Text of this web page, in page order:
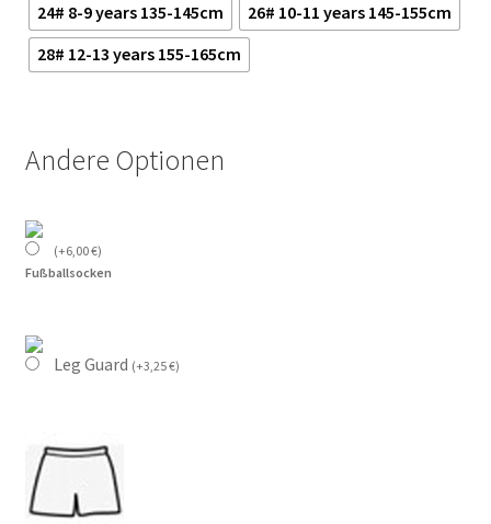
24# 8-9 years 135-145cm
26# 10-11 years 145-155cm
28# 12-13 years 155-165cm
Andere Optionen
(+6,00€)
Fußballsocken
Leg Guard (+3,25€)